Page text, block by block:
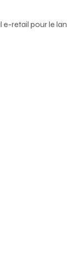
e-retail pour le